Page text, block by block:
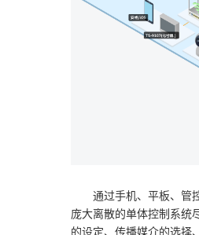
通过手机、平板、管
庞大离散的单体控制系统
的设定、传播媒介的选择